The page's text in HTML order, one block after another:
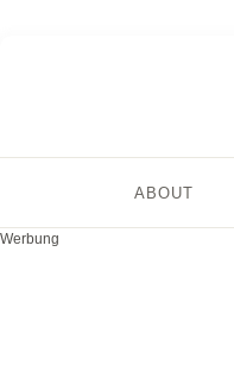
ABOUT
Werbung